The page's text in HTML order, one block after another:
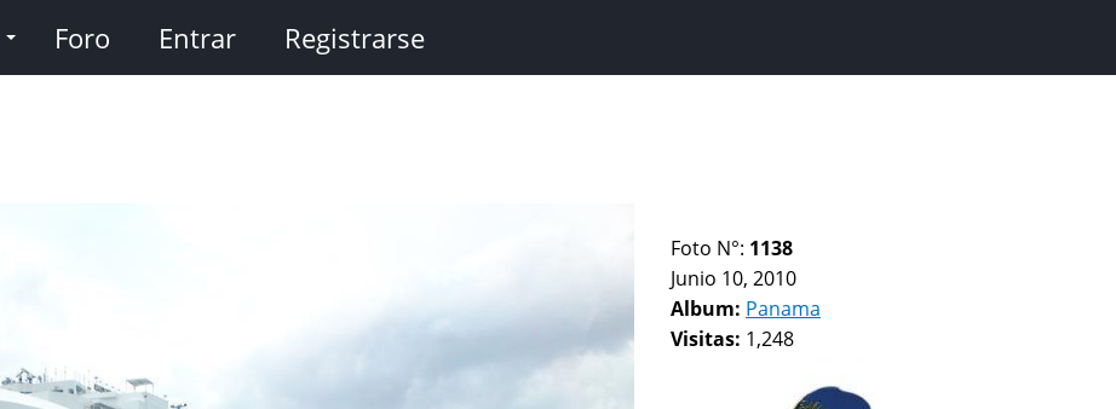
Foro Entrar Registrarse
Foto N°: 1138
Junio 10, 2010
Album: Panama
Visitas: 1,248